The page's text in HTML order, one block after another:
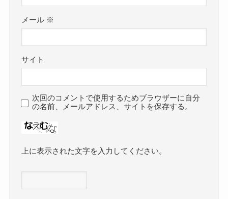
メール ※
サイト
次回のコメントで使用するためブラウザーに自分
の名前、メールアドレス、サイトを保存する。
上に表示された文字を入力してください。